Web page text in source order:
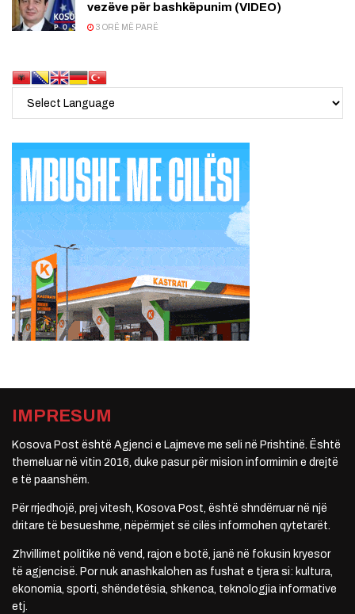
vezëve për bashkëpunim (VIDEO)
3 ORË MË PARË
IMPRESUM
Kosova Post është Agjenci e Lajmeve me seli në Prishtinë. Është
themeluar në vitin 2016, duke pasur për mision informimin e drejtë
e të paanshëm.
Për rrjedhojë, prej vitesh, Kosova Post, është shndërruar në një
dritare të besueshme, nëpërmjet së cilës informohen qytetarët.
Zhvillimet politike në vend, rajon e botë, janë në fokusin kryesor
të agjencisë. Por nuk anashkalohen as fushat e tjera si: kultura,
ekonomia, sporti, shëndetësia, shkenca, teknologjia informative
etj.